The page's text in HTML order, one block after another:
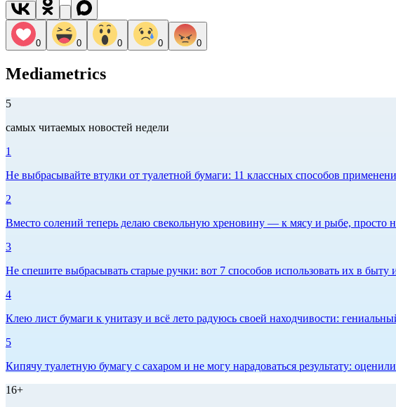
0 0 0 0 0
Mediametrics
5
самых читаемых новостей недели
1
Не выбрасывайте втулки от туалетной бумаги: 11 классных способов
2
Вместо солений теперь делаю свекольную хреновину — к мясу и рыбе, просто
3
Не спешите выбрасывать старые ручки: вот 7 способов использовать их в быту
4
Клею лист бумаги к унитазу и всё лето радуюсь своей находчивости:
5
Кипячу туалетную бумагу с сахаром и не могу нарадоваться результату:
16+